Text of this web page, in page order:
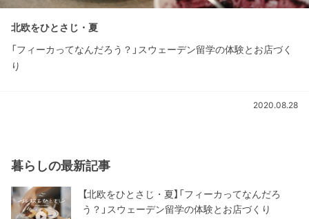
北欧をひとさじ・夏
「フィーカってなんだろう？」スウェーデン留学の体験とお店づく
り
2020.08.28
暮らしの最新記事
【北欧をひとさじ・夏】「フィーカってなんだろ
う？」スウェーデン留学の体験とお店づくり